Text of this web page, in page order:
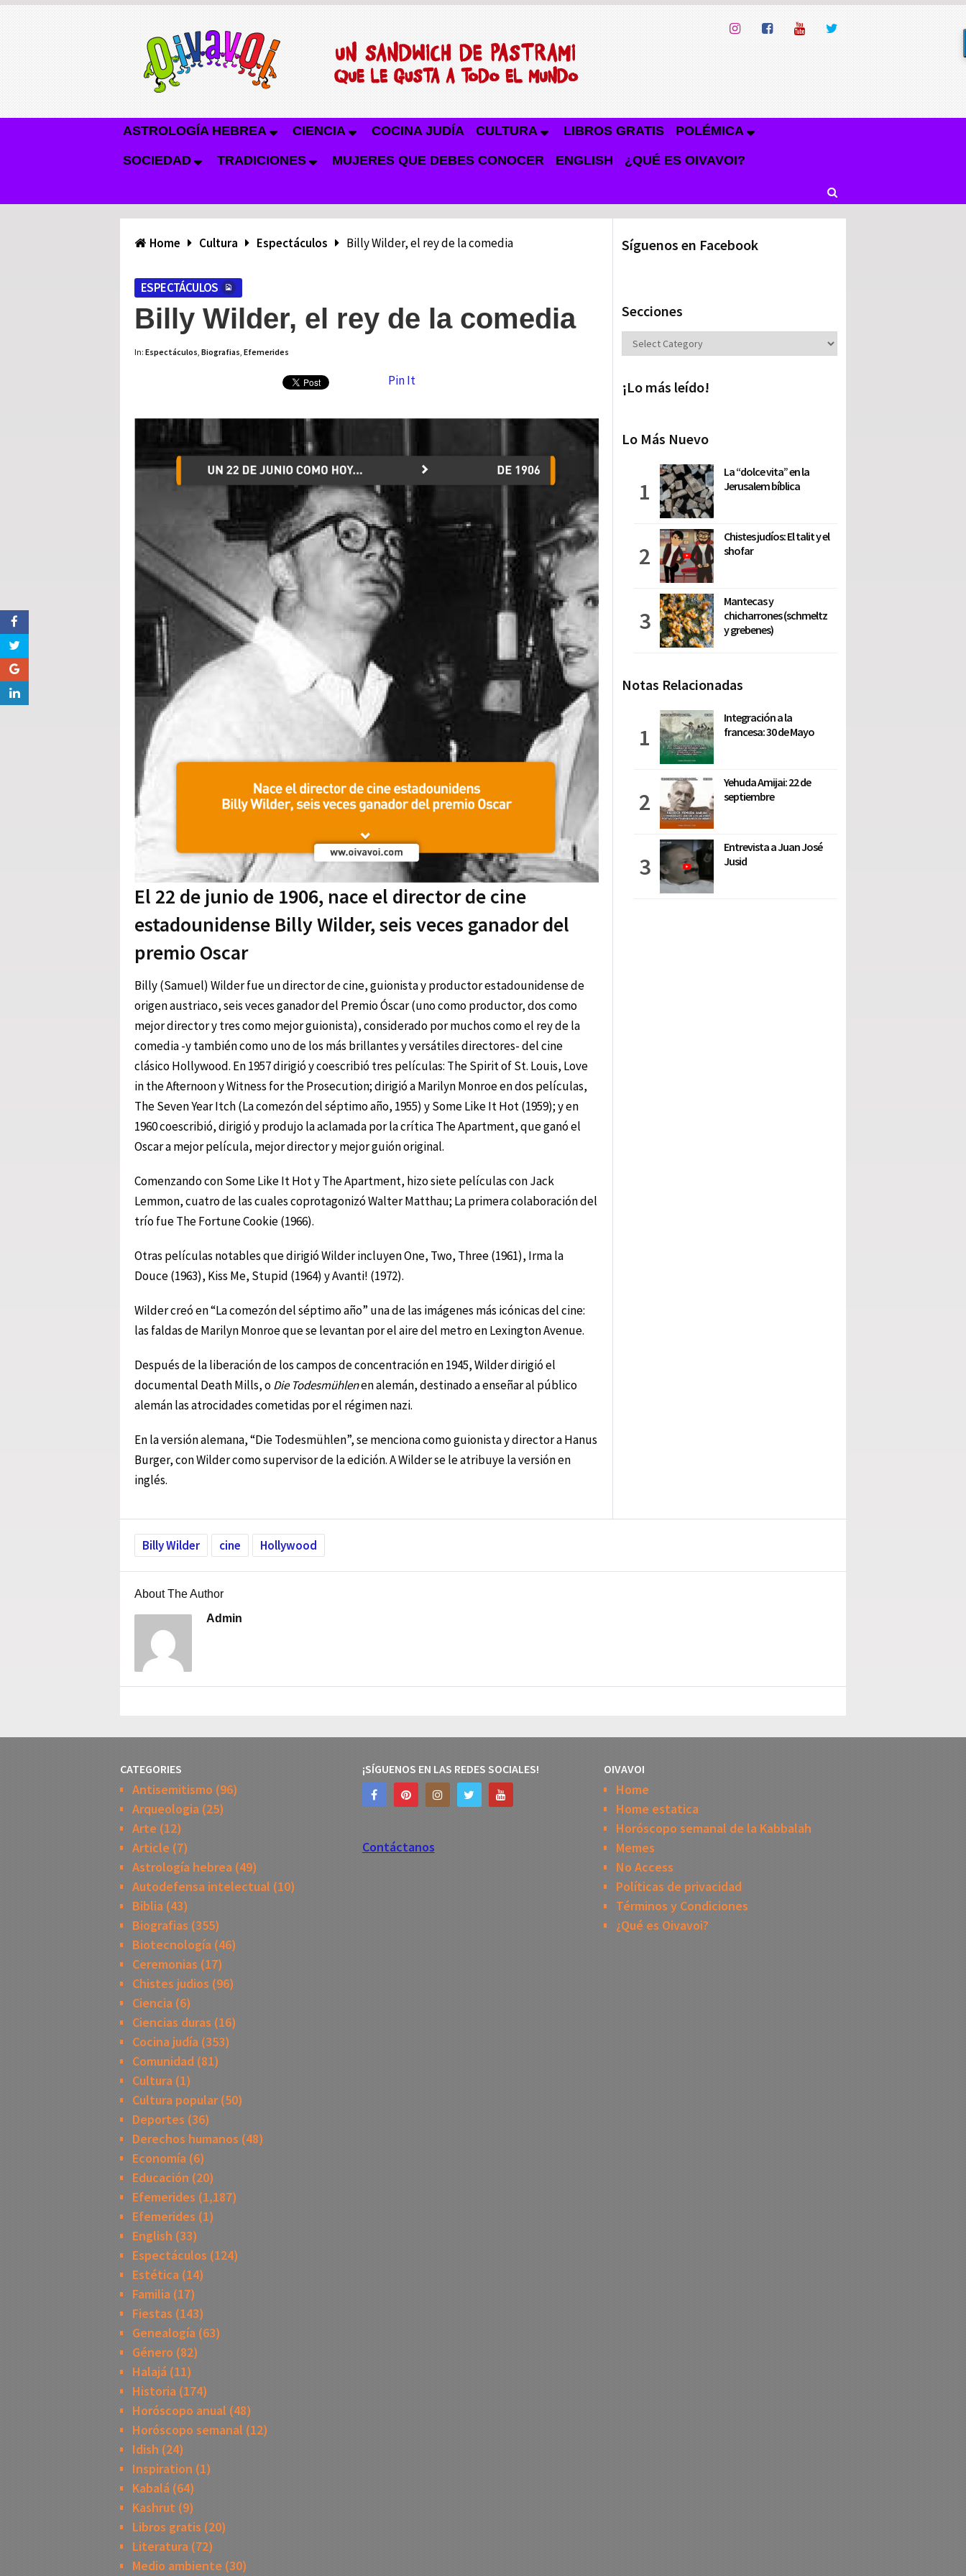
ASTROLOGÍA HEBREA CIENCIA COCINA JUDÍA CULTURA LIBROS GRATIS POLÉMICA
SOCIEDAD TRADICIONES MUJERES QUE DEBES CONOCER ENGLISH ¿QUÉ ES OIVAVOI?
Home Cultura Espectáculos Billy Wilder, el rey de la comedia
ESPECTÁCULOS
Billy Wilder, el rey de la comedia
In: Espectáculos, Biografias, Efemerides
Pin It
El 22 de junio de 1906, nace el director de cine
estadounidense Billy Wilder, seis veces ganador del
premio Oscar
Billy (Samuel) Wilder fue un director de cine, guionista y productor estadounidense de
origen austriaco, seis veces ganador del Premio Óscar (uno como productor, dos como
mejor director y tres como mejor guionista), considerado por muchos como el rey de la
comedia -y también como uno de los más brillantes y versátiles directores- del cine
clásico Hollywood. En 1957 dirigió y coescribió tres películas: The Spirit of St. Louis, Love
in the Afternoon y Witness for the Prosecution; dirigió a Marilyn Monroe en dos películas,
The Seven Year Itch (La comezón del séptimo año, 1955) y Some Like It Hot (1959); y en
1960 coescribió, dirigió y produjo la aclamada por la crítica The Apartment, que ganó el
Oscar a mejor película, mejor director y mejor guión original.
Comenzando con Some Like It Hot y The Apartment, hizo siete películas con Jack
Lemmon, cuatro de las cuales coprotagonizó Walter Matthau; La primera colaboración del
trío fue The Fortune Cookie (1966).
Otras películas notables que dirigió Wilder incluyen One, Two, Three (1961), Irma la
Douce (1963), Kiss Me, Stupid (1964) y Avanti! (1972).
Wilder creó en “La comezón del séptimo año” una de las imágenes más icónicas del cine:
las faldas de Marilyn Monroe que se levantan por el aire del metro en Lexington Avenue.
Después de la liberación de los campos de concentración en 1945, Wilder dirigió el
documental Death Mills, oDie Todesmühlenen alemán, destinado a enseñar al público
alemán las atrocidades cometidas por el régimen nazi.
En la versión alemana, “Die Todesmühlen”, se menciona como guionista y director a Hanus
Burger, con Wilder como supervisor de la edición. A Wilder se le atribuye la versión en
inglés.
Síguenos en Facebook
Secciones
Secciones
¡Lo más leído!
Lo Más Nuevo
La “dolce vita” en la
Jerusalem bíblica
Chistes judíos: El talit y el
shofar
Mantecas y
chicharrones (schmeltz
y grebenes)
Notas Relacionadas
Integración a la
francesa: 30 de Mayo
Yehuda Amijai: 22 de
septiembre
Entrevista a Juan José
Jusid
Billy Wilder cine Hollywood
About The Author
Admin
CATEGORIES
Antisemitismo (96)
Arqueologia (25)
Arte (12)
Article (7)
Astrología hebrea (49)
Autodefensa intelectual (10)
Biblia (43)
Biografias (355)
Biotecnología (46)
Ceremonias (17)
Chistes judios (96)
Ciencia (6)
Ciencias duras (16)
Cocina judía (353)
Comunidad (81)
Cultura (1)
Cultura popular(50)
Deportes (36)
Derechos humanos (48)
Economía (6)
Educación (20)
Efemerides (1,187)
Efemerides (1)
English (33)
Espectáculos (124)
Estética (14)
Familia (17)
Fiestas (143)
Genealogía (63)
Género (82)
Halajá (11)
Historia (174)
Horóscopo anual (48)
Horóscopo semanal (12)
Idish (24)
Inspiration (1)
Kabalá (64)
Kashrut (9)
Libros gratis (20)
Literatura (72)
Medio ambiente (30)
¡SÍGUENOS EN LAS REDES SOCIALES!
Contáctanos
OIVAVOI
Home
Home estatica
Horóscopo semanal de la Kabbalah
Memes
No Access
Políticas de privacidad
Términos y Condiciones
¿Qué es Oivavoi?